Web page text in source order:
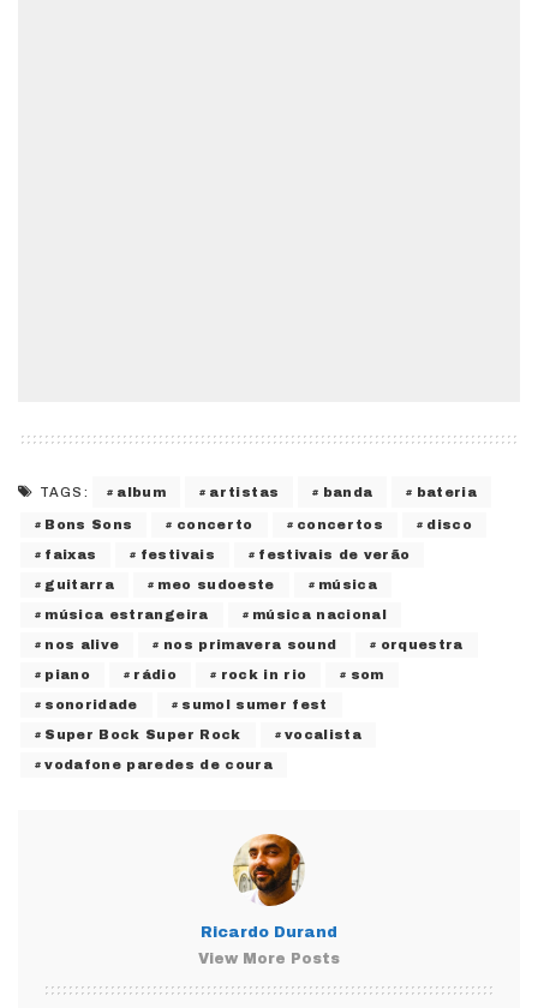
TAGS: album artistas banda bateria
Bons Sons concerto concertos disco
faixas festivais festivais de verão
guitarra meo sudoeste música
música estrangeira música nacional
nos alive nos primavera sound orquestra
piano rádio rock in rio som
sonoridade sumol sumer fest
Super Bock Super Rock vocalista
vodafone paredes de coura
Ricardo Durand
View More Posts